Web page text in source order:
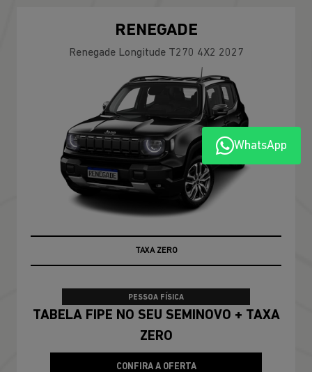
RENEGADE
Renegade Longitude T270 4X2 2027
TAXA ZERO
PESSOA FÍSICA
TABELA FIPE NO SEU SEMINOVO + TAXA
ZERO
CONFIRA A OFERTA
WhatsApp